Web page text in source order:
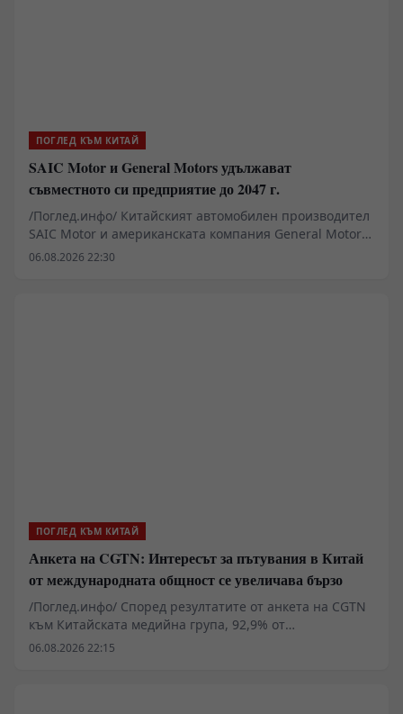
ПОГЛЕД КЪМ КИТАЙ
SAIC Motor и General Motors удължават
съвместното си предприятие до 2047 г.
/Поглед.инфо/ Китайският автомобилен производител
SAIC Motor и американската компания General Motors
(GM) подписаха споразумение за удължаване на
06.08.2026 22:30
ПОГЛЕД КЪМ КИТАЙ
Анкета на CGTN: Интересът за пътувания в Китай
от международната общност се увеличава бързо
/Поглед.инфо/ Според резултатите от анкета на CGTN
към Китайската медийна група, 92,9% от
анкетираните смятат, че популярността на темата
06.08.2026 22:15